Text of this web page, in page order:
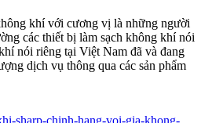
khí với cương vị là những người
các thiết bị làm sạch không khí nói
nói riêng tại Việt Nam đã và đang
dịch vụ thông qua các sản phẩm